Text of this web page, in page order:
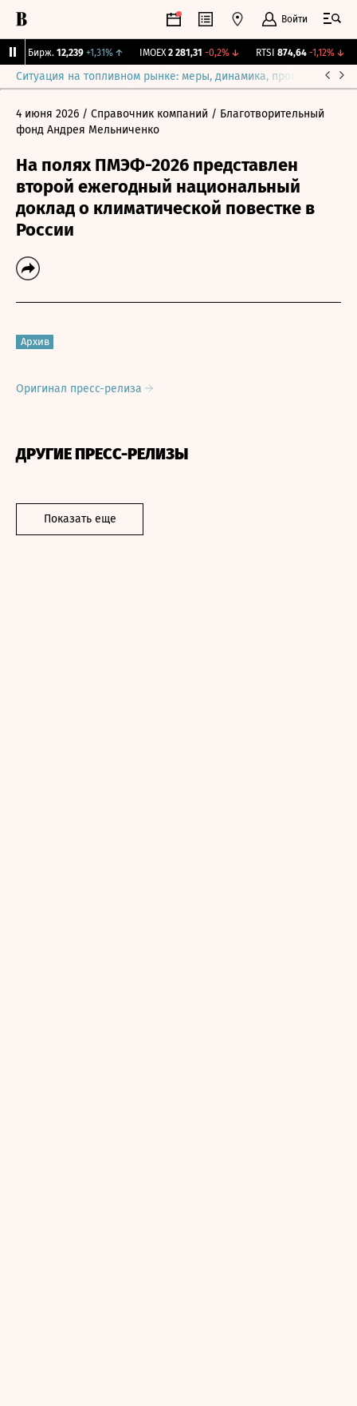
Войти
CNY Бирж. 12,239 +1,31% ↑ IMOEX 2 281,31 -0,2%↓ RTSI 874,64 -1,12%↓
Ситуация на топливном рынке: меры, динамика, прогнозы
4 июня 2026 / Справочник компаний / Благотворительный
фонд Андрея Мельниченко
На полях ПМЭФ-2026 представлен
второй ежегодный национальный
доклад о климатической повестке в
России
Архив
Оригинал пресс-релиза
ДРУГИЕ ПРЕСС-РЕЛИЗЫ
Показать еще